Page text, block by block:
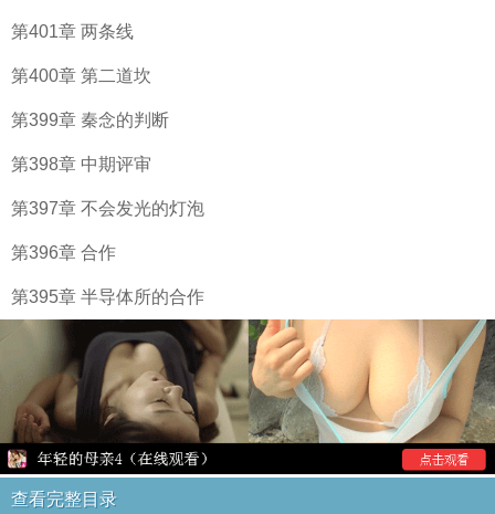
第401章 两条线
第400章 第二道坎
第399章 秦念的判断
第398章 中期评审
第397章 不会发光的灯泡
第396章 合作
第395章 半导体所的合作
查看完整目录